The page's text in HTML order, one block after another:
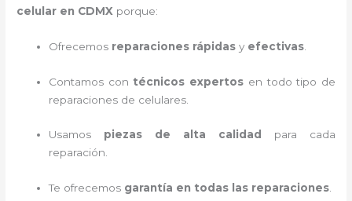
celular en CDMX porque:
Ofrecemos reparaciones rápidas y efectivas
Contamos con técnicos expertos en todo tipo de
reparaciones de celulares.
Usamos piezas de alta calidad
para cada
reparación.
Te ofrecemos garantía en todas las reparaciones.